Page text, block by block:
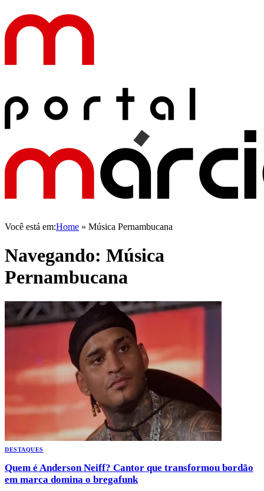
Você está em:Home » Música Pernambucana
Navegando: Música
Pernambucana
DESTAQUES
Quem é Anderson Neiff? Cantor que transformou bordão
em marca domina o bregafunk